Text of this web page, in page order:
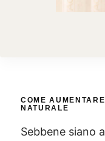
COME
NATURALE
Sebbene siano